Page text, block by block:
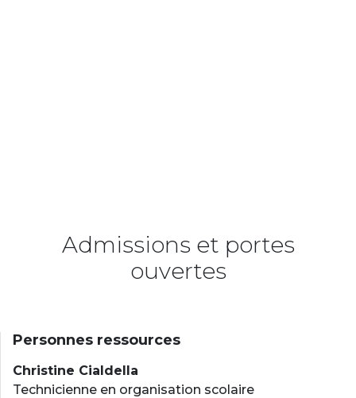
Admissions et portes
ouvertes
Personnes ressources
Christine Cialdella
Technicienne en organisation scolaire